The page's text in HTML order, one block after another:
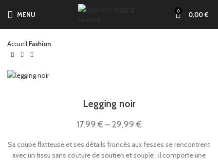
MENU 0 0,00€
Accueil Fashion
Legging noir
17,99€–29,99€
Sa coupe flatteuse et ses détails froncés aux fesses se rencontrent
avec un tissu sans couture de soutien et souple , il comporte une